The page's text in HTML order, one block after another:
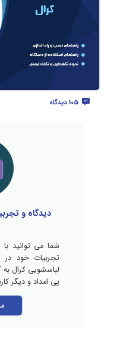
دیدگاه و
شما می توانید
تجربیات خود در
لباسشویی کرال به
پی امداد و دیگر